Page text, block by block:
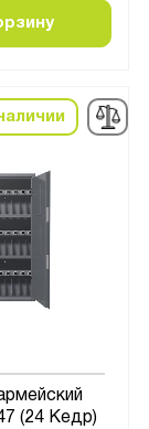
(24 Кедр)